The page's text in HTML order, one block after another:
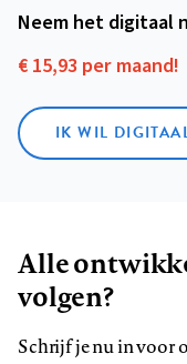
Neem het digitaal
€ 15,93 per maand!
IK WIL
Alle
volgen?
Schrijf je nu in voor